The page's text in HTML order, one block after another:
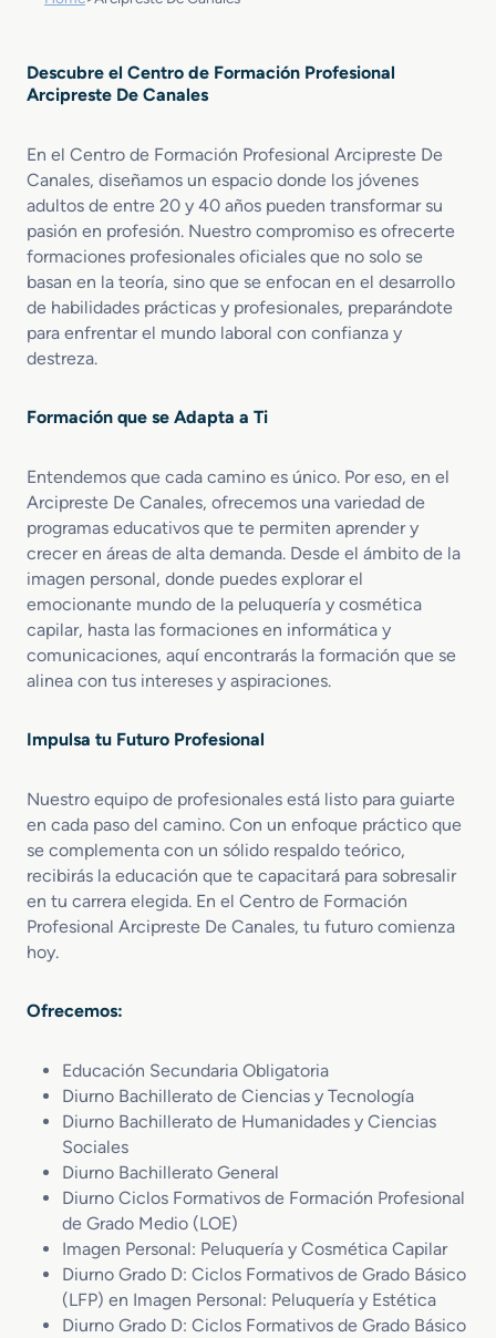
Descubre el Centro de Formación Profesional
Arcipreste De Canales
En el Centro de Formación Profesional Arcipreste De
Canales, diseñamos un espacio donde los jóvenes
adultos de entre 20 y 40 años pueden transformar su
pasión en profesión. Nuestro compromiso es ofrecerte
formaciones profesionales oficiales que no solo se
basan en la teoría, sino que se enfocan en el desarrollo
de habilidades prácticas y profesionales, preparándote
para enfrentar el mundo laboral con confianza y
destreza.
Formación que se Adapta a Ti
Entendemos que cada camino es único. Por eso, en el
Arcipreste De Canales, ofrecemos una variedad de
programas educativos que te permiten aprender y
crecer en áreas de alta demanda. Desde el ámbito de la
imagen personal, donde puedes explorar el
emocionante mundo de la peluquería y cosmética
capilar, hasta las formaciones en informática y
comunicaciones, aquí encontrarás la formación que se
alinea con tus intereses y aspiraciones.
Impulsa tu Futuro Profesional
Nuestro equipo de profesionales está listo para guiarte
en cada paso del camino. Con un enfoque práctico que
se complementa con un sólido respaldo teórico,
recibirás la educación que te capacitará para sobresalir
en tu carrera elegida. En el Centro de Formación
Profesional Arcipreste De Canales, tu futuro comienza
hoy.
Ofrecemos:
Educación Secundaria Obligatoria
Diurno Bachillerato de Ciencias y Tecnología
Diurno Bachillerato de Humanidades y Ciencias
Sociales
Diurno Bachillerato General
Diurno Ciclos Formativos de Formación Profesional
de Grado Medio (LOE)
Imagen Personal: Peluquería y Cosmética Capilar
Diurno Grado D: Ciclos Formativos de Grado Básico
(LFP) en Imagen Personal: Peluquería y Estética
Diurno Grado D: Ciclos Formativos de Grado Básico